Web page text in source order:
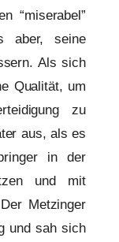
“miserabel”
aber, seine
Als sich
Qualität, um
zu
aus, als es
in der
und mit
Metzinger
und sah sich